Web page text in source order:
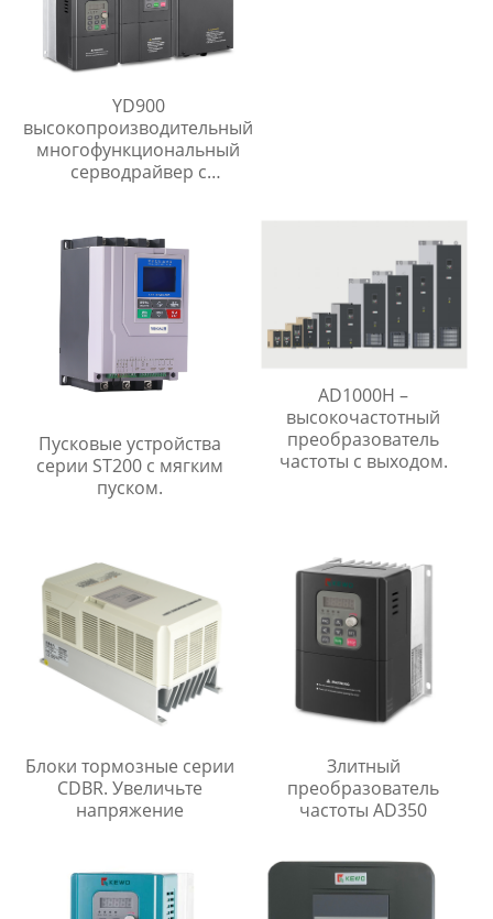
YD900
высокопроизводительный
многофункциональный
серводрайвер с
Пусковые устройства
серии ST200 с мягким
пуском.
AD1000H –
высокочастотный
преобразователь
частоты с выходом.
Блоки тормозные серии
CDBR. Увеличьте
напряжение
Злитный
преобразователь
частоты AD350